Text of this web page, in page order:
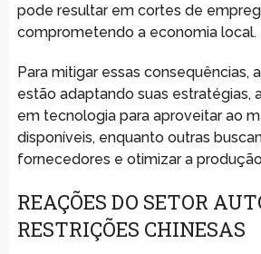
pode resultar em cortes de
comprometendo a economia local.
Para mitigar essas consequências,
estão adaptando suas estratégias,
em tecnologia para aproveitar ao
disponíveis, enquanto outras
fornecedores e otimizar a
REAÇÕES DO SETOR
RESTRIÇÕES CHINESAS